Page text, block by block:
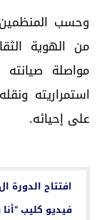
وحسب
من الهوية
مواصلة
استمراريته
على إحيائه.
افتتاح الدورة ال27 للمعرض الدولي للنشر والكتاب
فيديو كليب